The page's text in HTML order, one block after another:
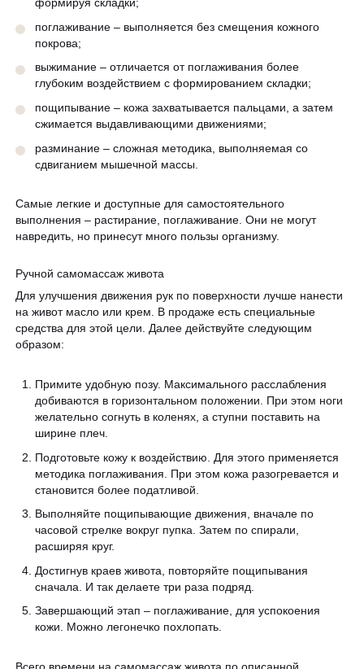
формируя складки;
поглаживание – выполняется без смещения кожного
покрова;
выжимание – отличается от поглаживания более
глубоким воздействием с формированием складки;
пощипывание – кожа захватывается пальцами, а затем
сжимается выдавливающими движениями;
разминание – сложная методика, выполняемая со
сдвиганием мышечной массы.
Самые легкие и доступные для самостоятельного
выполнения – растирание, поглаживание. Они не могут
навредить, но принесут много пользы организму.
Ручной самомассаж живота
Для улучшения движения рук по поверхности лучше нанести
на живот масло или крем. В продаже есть специальные
средства для этой цели. Далее действуйте следующим
образом:
Примите удобную позу. Максимального расслабления
добиваются в горизонтальном положении. При этом ноги
желательно согнуть в коленях, а ступни поставить на
ширине плеч.
Подготовьте кожу к воздействию. Для этого применяется
методика поглаживания. При этом кожа разогревается и
становится более податливой.
Выполняйте пощипывающие движения, вначале по
часовой стрелке вокруг пупка. Затем по спирали,
расширяя круг.
Достигнув краев живота, повторяйте пощипывания
сначала. И так делаете три раза подряд.
Завершающий этап – поглаживание, для успокоения
кожи. Можно легонечко похлопать.